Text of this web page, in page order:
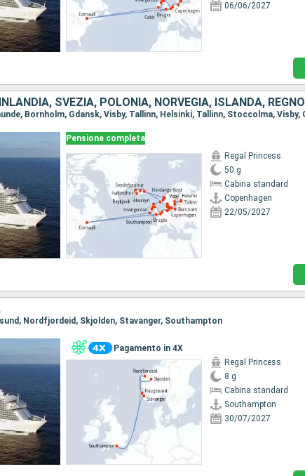
06/06/2027
Pensione completa
Regal Princess
50 g
Cabina standard
Copenhagen
22/05/2027
Nordfjordeid, Skjolden, Stavanger, Southampton
Pagamento in 4X
Regal Princess
8 g
Cabina standard
Southampton
30/07/2027